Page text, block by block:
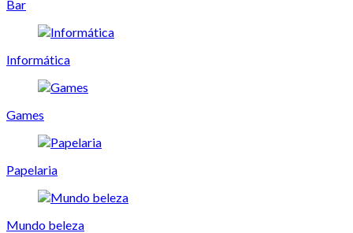
Bar
Informática
Games
Papelaria
Mundo beleza